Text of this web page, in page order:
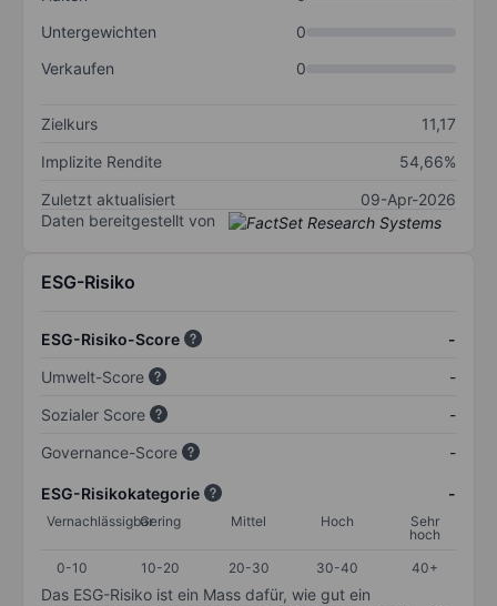
Untergewichten
0
Verkaufen
0
Zielkurs
11,17
Implizite Rendite
54,66%
Zuletzt aktualisiert
09-Apr-2026
Daten bereitgestellt von
ESG-Risiko
ESG-Risiko-Score
-
Umwelt-Score
-
Sozialer Score
-
Governance-Score
-
ESG-Risikokategorie -
VernachlässigbarGering Mittel Hoch
Sehr
hoch
0-10
10-20 20-30 30-40 40+
Das ESG-Risiko ist ein Mass dafür, wie gut ein